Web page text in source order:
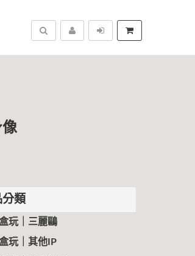
搜尋
分類
玩｜三麗鷗
玩｜其他IP